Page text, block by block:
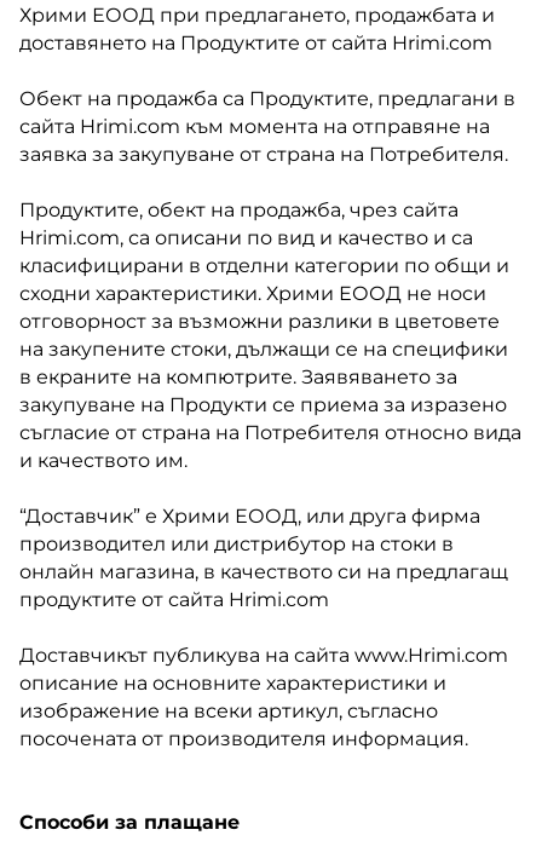
Хрими ЕООД при предлагането, продажбата и
доставянето на Продуктите от сайта Hrimi.com
Обект на продажба са Продуктите, предлагани в
сайта Hrimi.com към момента на отправяне на
заявка за закупуване от страна на Потребителя.
Продуктите, обект на продажба, чрез сайта
Hrimi.com, са описани по вид и качество и са
класифицирани в отделни категории по общи и
сходни характеристики. Хрими ЕООД не носи
отговорност за възможни разлики в цветовете
на закупените стоки, дължащи се на специфики
в екраните на компютрите. Заявяването за
закупуване на Продукти се приема за изразено
съгласие от страна на Потребителя относно вида
и качеството им.
“Доставчик” е Хрими ЕООД, или друга фирма
производител или дистрибутор на стоки в
онлайн магазина, в качеството си на предлагащ
продуктите от сайта Hrimi.com
Доставчикът публикува на сайта www.Hrimi.com
описание на основните характеристики и
изображение на всеки артикул, съгласно
посочената от производителя информация.
Способи за плащане